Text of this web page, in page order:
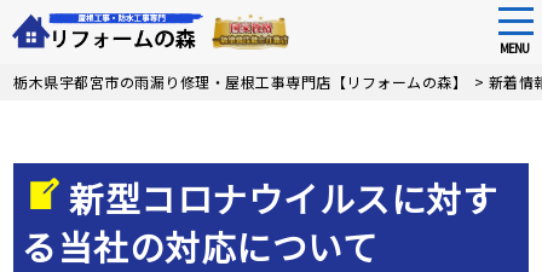
Skip
MENU
栃木県宇都宮市の雨漏り修理・屋根工事専門店【リフォームの森】 > 新着情
新型コロナウイルスに対す
る当社の対応について